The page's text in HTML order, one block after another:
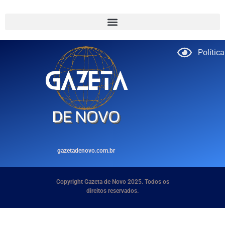
gazetadenovo.com.br
Copyright Gazeta de Novo 2025. Todos os
direitos reservados.